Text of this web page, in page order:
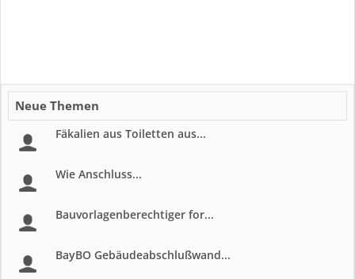
Neue Themen
Fäkalien aus Toiletten aus...
Wie Anschluss...
Bauvorlagenberechtiger for...
BayBO Gebäudeabschlußwand...